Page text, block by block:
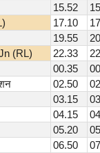
15.52
17.10
19.55
Jn (RL) 22.33
00.35
02.50
03.15
04.15
05.20
06.50